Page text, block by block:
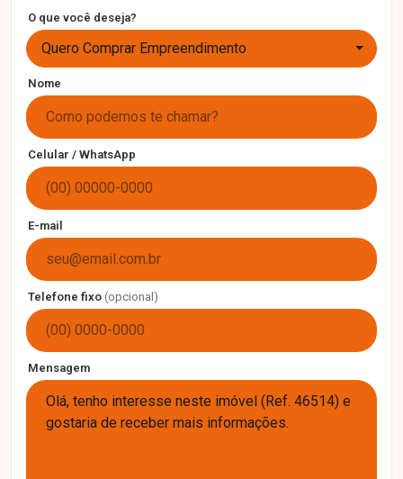
O que você deseja?
Quero Comprar Empreendimento
Nome
Celular / WhatsApp
E-mail
Telefone fixo (opcional)
Mensagem